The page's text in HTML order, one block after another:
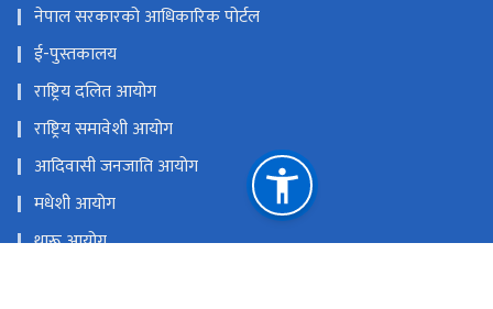
राष्ट्रिय दलित आयोग
राष्ट्रिय समावेशी आयोग
आदिवासी जनजाति आयोग